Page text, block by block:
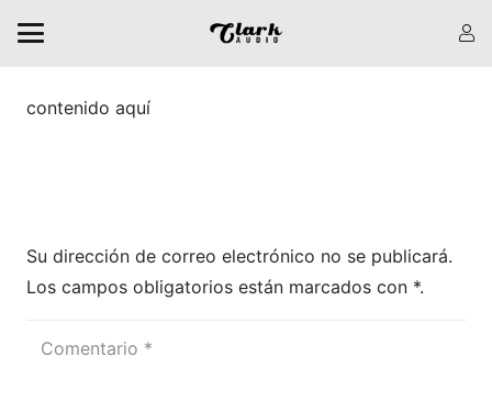
contenido aquí
Su dirección de correo electrónico no se publicará.
Los campos obligatorios están marcados con *.